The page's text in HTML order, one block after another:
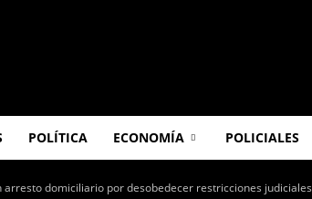
POLÍTICA ECONOMÍA POLICIALES
arresto domiciliario por desobedecer restricciones judiciales